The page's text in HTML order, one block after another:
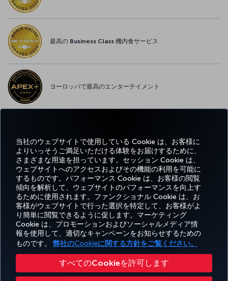
当社のウェブサイトで使用している Cookie は、お客様に
よりいっそうご満足いただける体験をお届けするために、
さまざまな用途を担っています。セッション Cookie は、
ウェブサイトへのアクセスおよびその機能の利用を可能に
するものです。パフォーマンス Cookie は、お客様の閲覧
傾向を解析して、ウェブサイトのパフォーマンスを向上す
るために使用されます。ファンクショナル Cookie は、お
客様がウェブサイトで行った選択を特定して、お客様がよ
り簡単に閲覧できるように促します。マーケティング
Cookie は、プロモーションおよびソーシャルメディア情
報を使用して、適切なキャンペーンをお知らせするための
ものです。
弊社のCookieに関する方針をご覧ください。
すべてのCookieを許可します
最高の Business Class 機内食サービス
ヨーロッパで最高のエンターテイメント
Facebook
TwitterInstagram
YouTubeLinkedIn
TiktokブログPinterest
予約
と管
エクス
ペリエ
ンス
お得な情
報と目的
地
ヘ
ル
プ
Miles&Smiles
Corporate
Club
プライバシーポリシーおよびCookieポリシー
Cookie 設定の変更 US DOT（米国運輸省）カスタマーサービスプラン